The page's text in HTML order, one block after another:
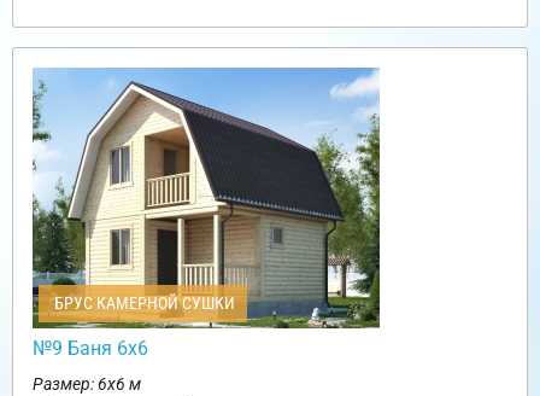
БРУС КАМЕРНОЙ СУШКИ
№9 Баня 6х6
Размер: 6х6 м